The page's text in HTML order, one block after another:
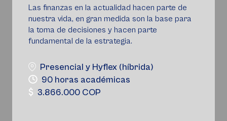
Las finanzas en la actualidad hacen parte de
nuestra vida, en gran medida son la base para
la toma de decisiones y hacen parte
fundamental de la estrategia.
90 horas académicas
Presencial y Hyflex (híbrida)
3.866.000 COP